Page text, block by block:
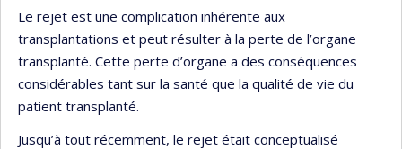
Le rejet est une complication inhérente aux
transplantations et peut résulter à la perte de l’organe
transplanté. Cette perte d’organe a des conséquences
considérables tant sur la santé que la qualité de vie du
patient transplanté.
Jusqu’à tout récemment, le rejet était conceptualisé